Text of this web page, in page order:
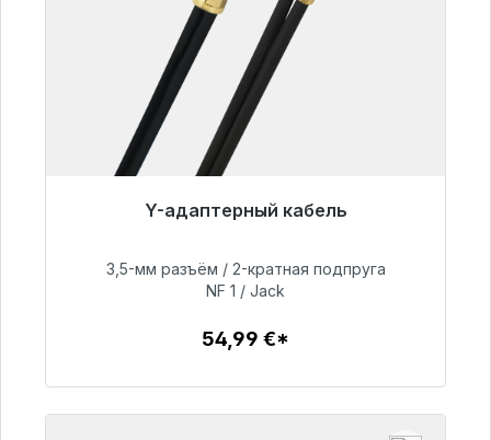
Y-адаптерный кабель
Готовы к немедленной отправке, срок
54,99 €
3,5-мм разъём / 2-кратная подпруга
NF 1 / Jack
54,99 €*